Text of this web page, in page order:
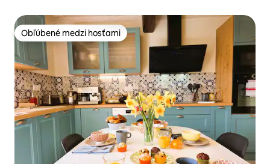
Obľúbené medzi hosťami
Obľúbené medzi hosťami